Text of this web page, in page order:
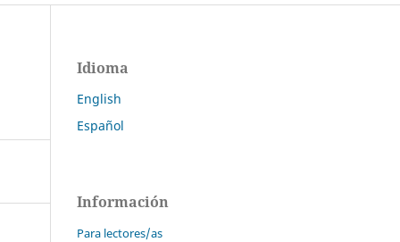
Idioma
English
Español
Información
Para lectores/as